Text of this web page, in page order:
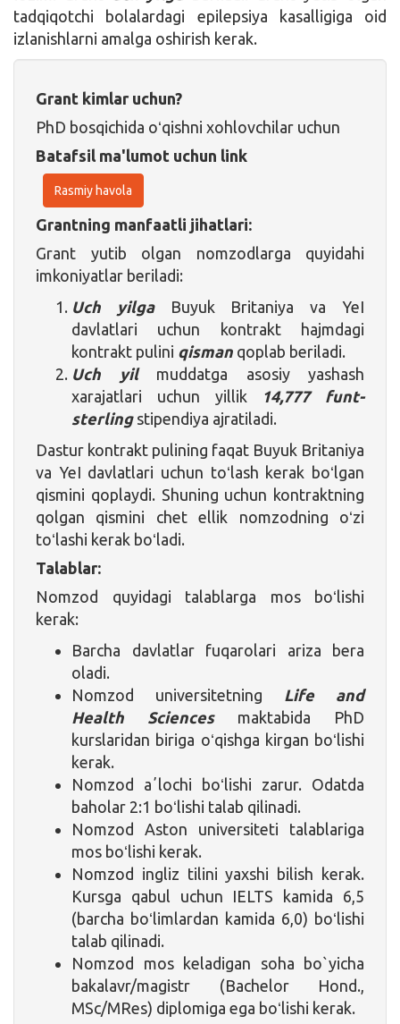
tadqiqotchi bolalardagi epilepsiya kasalligiga oid
izlanishlarni amalga oshirish kerak.
Grant kimlar uchun?
PhD bosqichida oʻqishni xohlovchilar uchun
Batafsil ma'lumot uchun link
Rasmiy havola
Grantning manfaatli jihatlari:
Grant yutib olgan nomzodlarga quyidahi
imkoniyatlar beriladi:
Uch yilgaBuyuk Britaniya va YeI
davlatlari uchun kontrakt hajmdagi
kontrakt pulini qisman qoplab beriladi.
Uch yilmuddatga asosiy yashash
xarajatlari uchun yillik
14,777
funt-
sterlingstipendiya ajratiladi.
Dastur kontrakt pulining faqat Buyuk Britaniya
va YeI davlatlari uchun toʻlash kerak boʻlgan
qismini qoplaydi. Shuning uchun kontraktning
qolgan qismini chet ellik nomzodning oʻzi
toʻlashi kerak boʻladi.
Talablar:
Nomzod quyidagi talablarga mos boʻlishi
kerak:
Barcha davlatlar fuqarolari ariza bera
oladi.
Nomzod universitetning Life and
Health Sciencesmaktabida PhD
kurslaridan biriga oʻqishga kirgan boʻlishi
kerak.
Nomzod aʼlochi boʻlishi zarur. Odatda
baholar 2:1 boʻlishi talab qilinadi.
Nomzod Aston universiteti talablariga
mos boʻlishi kerak.
Nomzod ingliz tilini yaxshi bilish kerak.
Kursga qabul uchun IELTS kamida 6,5
(barcha boʻlimlardan kamida 6,0) boʻlishi
talab qilinadi.
Nomzod mos keladigan soha bo`yicha
bakalavr/magistr (Bachelor Hond.,
MSc/MRes) diplomiga ega boʻlishi kerak.